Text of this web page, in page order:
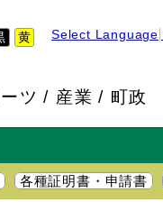
Select Language
黄
ツ 産業 町政
各種証明書・申請書